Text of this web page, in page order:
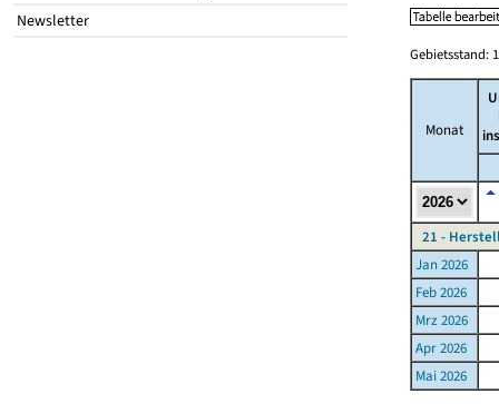
Newsletter
Gebietsstand:
Monat
21 -
Jan 2026
Feb 2026
Mrz 2026
Apr 2026
Mai 2026